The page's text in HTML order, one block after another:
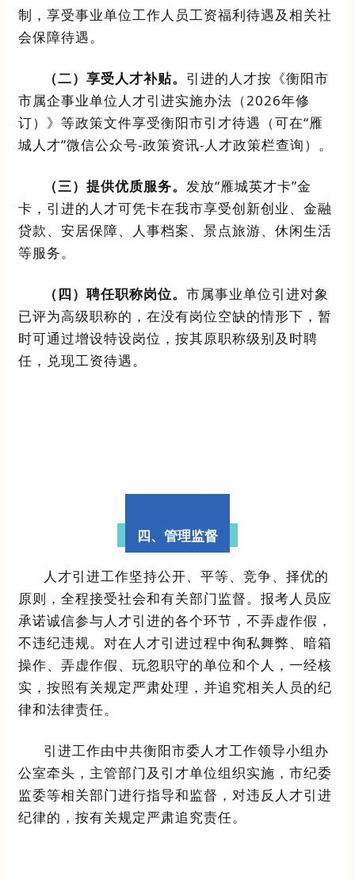
制，享受事业单位工作人员工资福利待遇及相关社
会保障待遇。
（二） 享受人才补贴。 引进的人才按 《衡阳市
市属企事业单位人才引进实施办法 （2026年修
订） 》 等政策文件享受衡阳市引才待遇 （可在“雁
城人才”微信公众号-政策资讯-人才政策栏查询）。
（三） 提供优质服务。 发放“雁城英才卡”金
卡，引进的人才可凭卡在我市享受创新创业、金融
贷款、安居保障、人事档案、景点旅游、休闲生活
等服务。
（四） 聘任职称岗位。 市属事业单位引进对象
已评为高级职称的，在没有岗位空缺的情形下，暂
时可通过增设特设岗位，按其原职称级别及时聘
任，兑现工资待遇。
四、管理监督
人才引进工作坚持公开、平等、竞争、择优的
原则，全程接受社会和有关部门监督。报考人员应
承诺诚信参与人才引进的各个环节，不弄虚作假，
不违纪违规。对在人才引进过程中徇私舞弊、暗箱
操作、弄虚作假、玩忽职守的单位和个人，一经核
实，按照有关规定严肃处理，并追究相关人员的纪
律和法律责任。
引进工作由中共衡阳市委人才工作领导小组办
公室牵头， 主管部门及引才单位组织实施，市纪委
监委等相关部门进行指导和监督，对违反人才引进
纪律的，按有关规定严肃追究责任。